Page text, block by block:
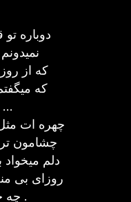
دوباره
که از
که
منو تنها نذار …
چهره ات
چشامون
دلم
روزای بی
چه جوری سر شده .